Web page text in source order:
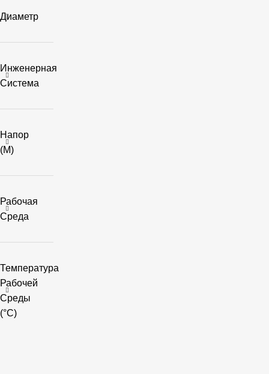
Диаметр
Инженерная
Система
Напор
(м)
Рабочая
Среда
Температура
Рабочей
Среды
(°C)